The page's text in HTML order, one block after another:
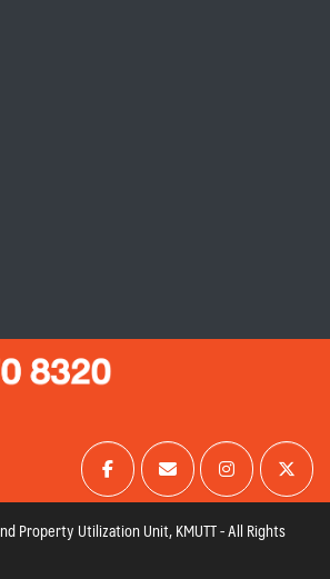
Property Utilization Unit, KMUTT - All Rights